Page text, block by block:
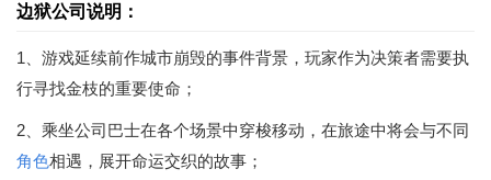
边狱公司说明：
1、游戏延续前作城市崩毁的事件背景，玩家作为决策者需要执
行寻找金枝的重要使命；
2、乘坐公司巴士在各个场景中穿梭移动，在旅途中将会与不同
角色相遇，展开命运交织的故事；